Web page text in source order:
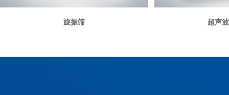
旋振筛 超声